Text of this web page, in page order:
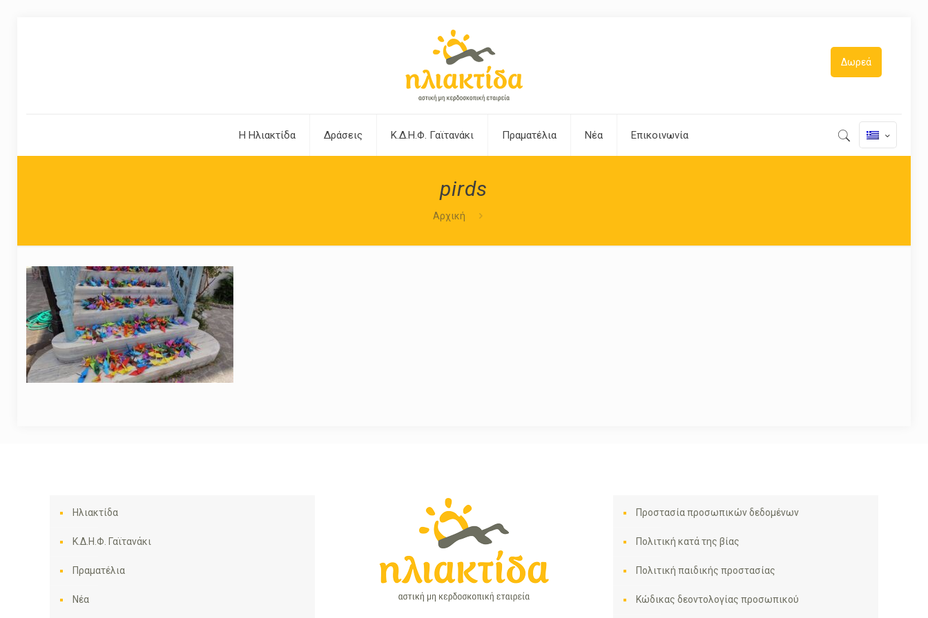
Η Ηλιακτίδα Δράσεις Κ.Δ.Η.Φ. Γαϊτανάκι Πραματέλια Νέα Επικοινωνία
Δωρεά
pirds
Αρχική
Ηλιακτίδα
Κ.Δ.Η.Φ. Γαϊτανάκι
Πραματέλια
Νέα
Προστασία προσωπικών δεδομένων
Πολιτική κατά της βίας
Πολιτική παιδικής προστασίας
Κώδικας δεοντολογίας προσωπικού